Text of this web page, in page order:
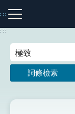
到
主
:::
注音索引圖示
:::
詞條檢索